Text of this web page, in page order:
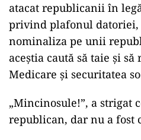
atacat republicanii în
privind plafonul
nominaliza pe unii
aceştia caută să taie şi să
Medicare şi securitatea
„Mincinosule!”, a strigat
republican, dar nu a fost